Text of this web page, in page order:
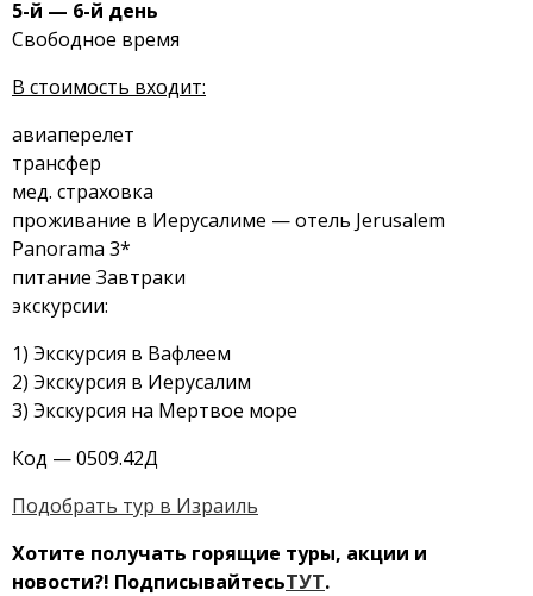
5-й — 6-й день
Свободное время
В стоимость входит:
авиаперелет
трансфер
мед. страховка
проживание в Иерусалиме — отель Jerusalem
Panorama 3*
питание Завтраки
экскурсии:
1) Экскурсия в Вафлеем
2) Экскурсия в Иерусалим
3) Экскурсия на Мертвое море
Код —0509.42Д
Подобрать тур в Израиль
Хотите получать горящие туры, акции и
новости?! ПодписывайтесьТУТ.